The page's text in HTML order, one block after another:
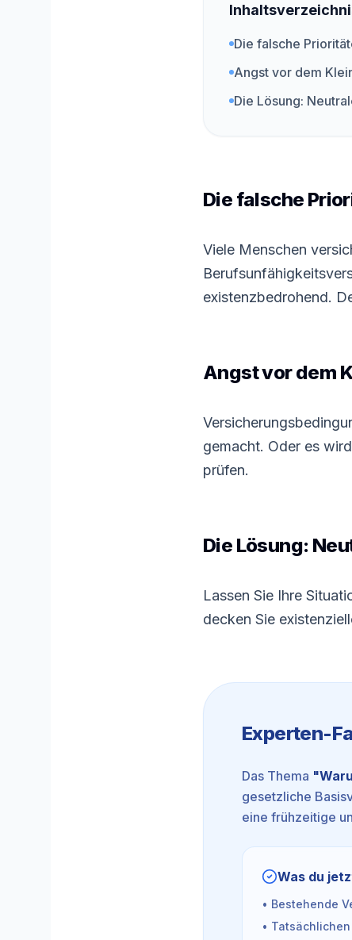
Die falsche
Angst vor dem
Die Lösung:
Die falsche
Viele Menschen
existenzbedrohend.
Angst vor dem
gemacht. Oder es
prüfen.
Die Lösung:
Lassen Sie Ihre
decken Sie
Experten-
Das Thema "
gesetzliche
eine frühzeitige
Was du
• Bestehende
•